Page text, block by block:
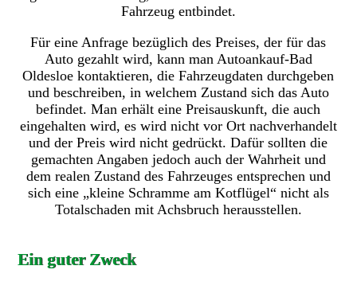
Fahrzeug entbindet.
Für eine Anfrage bezüglich des Preises, der für das
Auto gezahlt wird, kann man Autoankauf-Bad
Oldesloe kontaktieren, die Fahrzeugdaten durchgeben
und beschreiben, in welchem Zustand sich das Auto
befindet. Man erhält eine Preisauskunft, die auch
eingehalten wird, es wird nicht vor Ort nachverhandelt
und der Preis wird nicht gedrückt. Dafür sollten die
gemachten Angaben jedoch auch der Wahrheit und
dem realen Zustand des Fahrzeuges entsprechen und
sich eine „kleine Schramme am Kotflügel“ nicht als
Totalschaden mit Achsbruch herausstellen.
Ein guter Zweck